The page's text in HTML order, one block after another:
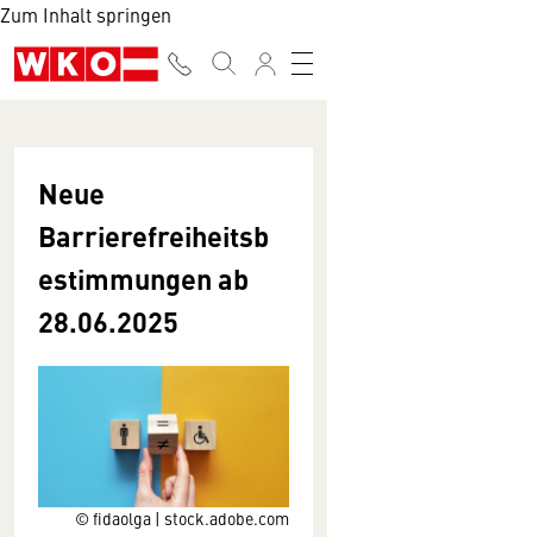
Zum Inhalt springen
© fidaolga | stock.adobe.com
Neue
Barrierefreiheitsb
estimmungen ab
28.06.2025